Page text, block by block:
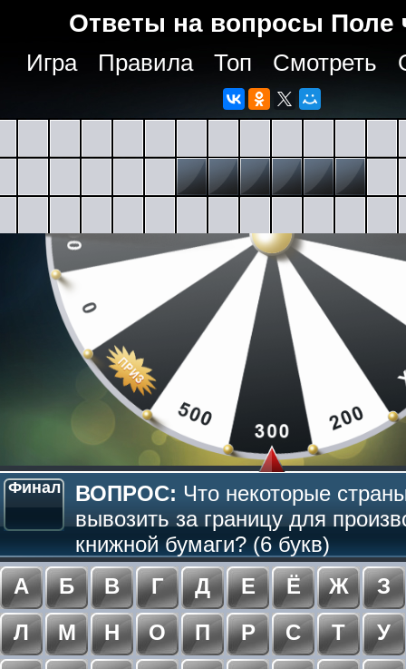
Ответы на вопросы Поле
Игра Правила Топ Смотреть
Финал ВОПРОС: Что некоторые
вывозить за границу для
книжной бумаги? (6 букв)
А
Б В Г Д Е Ё Ж
З
Л
М Н О П Р С Т
У